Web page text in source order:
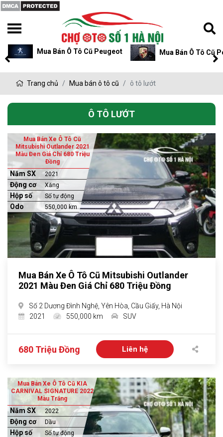
Mua Bán Ô Tô Cũ Peugeot Mua Bán Ô Tô Cũ
Trang chủ Mua bán ô tô cũ ô tô lướt
Ô TÔ LƯỚT
Mua Bán Xe Ô Tô Cũ
Mitsubishi Outlander 2021
Màu Đen Giá Chỉ 680 Triệu
Đồng
Năm SX 2021
Động cơ Xăng
Hộp số Số tự động
Odo 550,000 km
Mua Bán Xe Ô Tô Cũ Mitsubishi Outlander
2021 Màu Đen Giá Chỉ 680 Triệu Đồng
Số 2 Dương Đình Nghệ, Yên Hòa, Cầu Giấy, Hà Nội
2021
550,000 km SUV
680 Triệu Đồng Liên hệ
Mua Bán Xe Ô Tô Cũ KIA
CARNIVAL SIGNATURE 2022
Màu Trắng
Năm SX 2022
Động cơ Dầu
Hộp số Số tự động